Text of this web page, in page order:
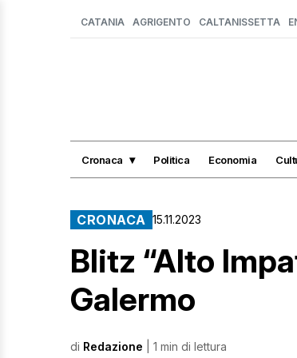
CATANIA AGRIGENTO CALTANISSETTA
Cronaca Politica Economia
CRONACA 15.11.2023
Blitz “Alto
Galermo
di Redazione | 1 min di lettura